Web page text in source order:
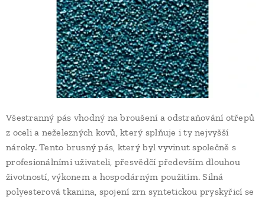
Všestranný pás vhodný na broušení a odstraňování otřepů
z oceli a neželezných kovů, který splňuje i ty nejvyšší
nároky. Tento brusný pás, který byl vyvinut společně s
profesionálními uživateli, přesvědčí především dlouhou
životností, výkonem a hospodárným použitím. Silná
polyesterová tkanina, spojení zrn syntetickou pryskyřicí se